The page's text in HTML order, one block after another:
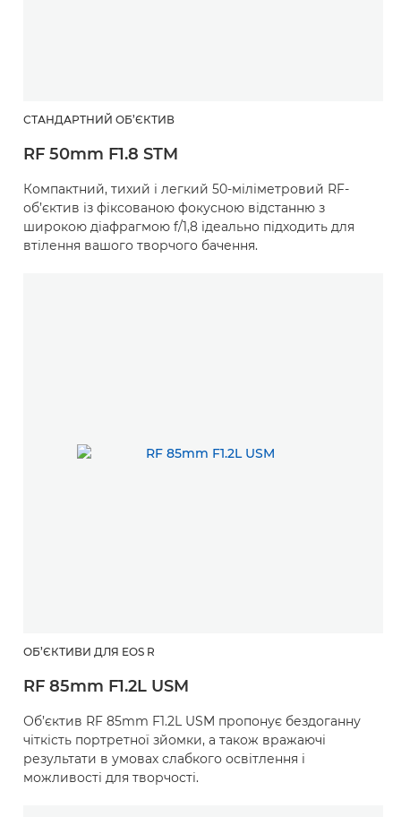
СТАНДАРТНИЙ ОБ’ЄКТИВ
RF 50mm F1.8 STM
Компактний, тихий і легкий 50-міліметровий RF-
об’єктив із фіксованою фокусною відстанню з
широкою діафрагмою f/1,8 ідеально підходить для
втілення вашого творчого бачення.
ОБ’ЄКТИВИ ДЛЯ EOS R
RF 85mm F1.2L USM
Об’єктив RF 85mm F1.2L USM пропонує бездоганну
чіткість портретної зйомки, а також вражаючі
результати в умовах слабкого освітлення і
можливості для творчості.